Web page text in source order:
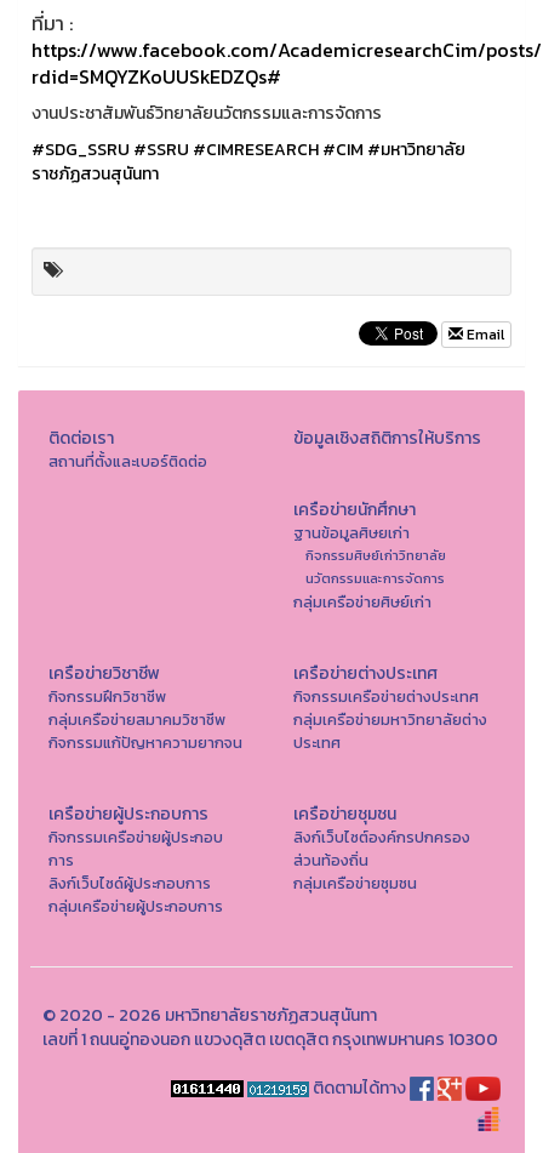
ที่มา :
https://www.facebook.com/AcademicresearchCim/posts/
rdid=SMQYZKoUUSkEDZQs#
งานประชาสัมพันธ์วิทยาลัยนวัตกรรมและการจัดการ
#SDG_SSRU #SSRU #CIMRESEARCH#CIM #มหาวิทยาลัย
ราชภัฏสวนสุนันทา
Email
ติดต่อเรา
สถานที่ตั้งและเบอร์ติดต่อ
ข้อมูลเชิงสถิติการให้บริการ
เครือข่ายนักศึกษา
ฐานข้อมูลศิษยเก่า
กิจกรรมศิษย์เก่าวิทยาลัย
นวัตกรรมและการจัดการ
กลุ่มเครือข่ายศิษย์เก่า
เครือข่ายวิชาชีพ
กิจกรรมฝึกวิชาชีพ
กลุ่มเครือข่ายสมาคมวิชาชีพ
กิจกรรมแก้ปัญหาความยากจน
เครือข่ายต่างประเทศ
กิจกรรมเครือข่ายต่างประเทศ
กลุ่มเครือข่ายมหาวิทยาลัยต่าง
ประเทศ
เครือข่ายผู้ประกอบการ
กิจกรรมเครือข่ายผู้ประกอบ
การ
ลิงก์เว็บไซด์ผู้ประกอบการ
กลุ่มเครือข่ายผู้ประกอบการ
เครือข่ายชุมชน
ลิงก์เว็บไซต์องค์กรปกครอง
ส่วนท้องถิ่น
กลุ่มเครือข่ายชุมชน
© 2020 - 2026 มหาวิทยาลัยราชภัฏสวนสุนันทา
เลขที่ 1 ถนนอู่ทองนอก แขวงดุสิต เขตดุสิต กรุงเทพมหานคร 10300
ติดตามได้ทาง